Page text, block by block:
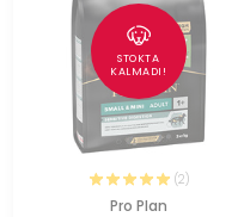
STOKTA
KALMADI!
(2)
Pro Plan